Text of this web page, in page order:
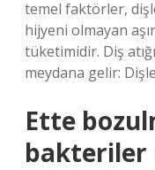
temel faktörler,
hijyeni olmayan
tüketimidir. Diş
meydana gelir:
Ette
bakteriler